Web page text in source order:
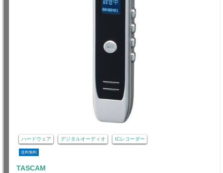
ハードウェア デジタルオーディオ ICレコーダー
送料無料
TASCAM